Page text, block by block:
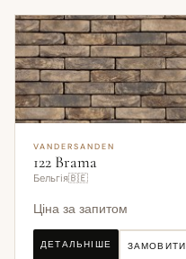
VANDERSANDEN
122 Brama
Бельгія🇧🇪
Ціна за запитом
ДЕТАЛЬНІШЕ ЗАМОВИТИ